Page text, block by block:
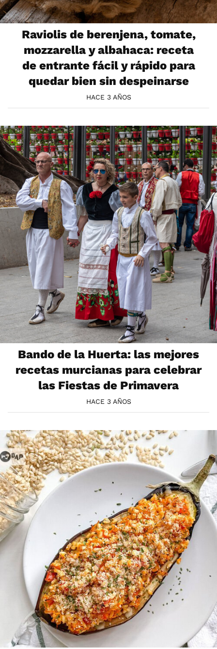
Raviolis de berenjena, tomate,
mozzarella y albahaca: receta
de entrante fácil y rápido para
quedar bien sin despeinarse
HACE 3 AÑOS
Bando de la Huerta: las mejores
recetas murcianas para celebrar
las Fiestas de Primavera
HACE 3 AÑOS